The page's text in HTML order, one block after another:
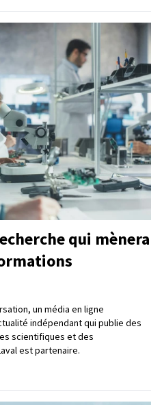
qui mènera
un média en ligne
indépendant qui publie des
scientifiques et des
est partenaire.